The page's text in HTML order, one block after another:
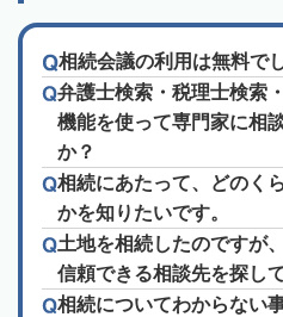
相続会議の利用は無料で
弁護士検索・税理士検索
機能を使って専門家に相
か？
相続にあたって、どのく
かを知りたいです。
土地を相続したのですが
信頼できる相談先を探し
相続についてわからない